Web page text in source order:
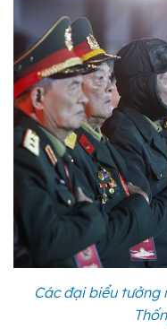
Các đại biểu tưởng